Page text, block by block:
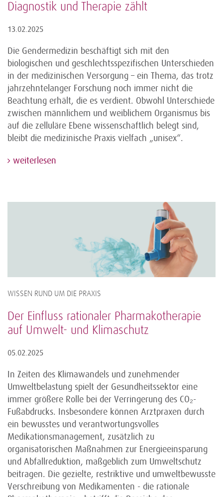
Diagnostik und Therapie zählt
13.02.2025
Die Gendermedizin beschäftigt sich mit den
biologischen und geschlechtsspezifischen Unterschieden
in der medizinischen Versorgung – ein Thema, das trotz
jahrzehntelanger Forschung noch immer nicht die
Beachtung erhält, die es verdient. Obwohl Unterschiede
zwischen männlichem und weiblichem Organismus bis
auf die zelluläre Ebene wissenschaftlich belegt sind,
bleibt die medizinische Praxis vielfach „unisex“.
weiterlesen
WISSEN RUND UM DIE PRAXIS
Der Einfluss rationaler Pharmakotherapie
auf Umwelt- und Klimaschutz
05.02.2025
In Zeiten des Klimawandels und zunehmender
Umweltbelastung spielt der Gesundheitssektor eine
immer größere Rolle bei der Verringerung des CO₂-
Fußabdrucks. Insbesondere können Arztpraxen durch
ein bewusstes und verantwortungsvolles
Medikationsmanagement, zusätzlich zu
organisatorischen Maßnahmen zur Energieeinsparung
und Abfallreduktion, maßgeblich zum Umweltschutz
beitragen. Die gezielte, restriktive und umweltbewusste
Verschreibung von Medikamenten - die rationale